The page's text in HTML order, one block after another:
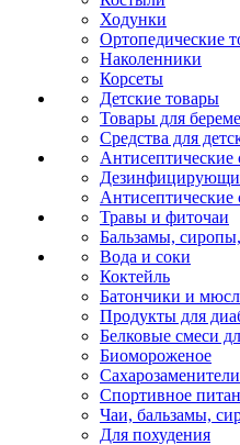
Ходунки
Ортопедические
Наколенники
Корсеты
Детские товары
Товары для
Средства для
Антисептические
Антисептические
Травы и фиточаи
Бальзамы,
Вода и соки
Коктейль
Батончики и
Продукты для
Белковые смеси
Биомороженое
Сахарозаменители
Спортивное
Чаи, бальзамы,
Для похудения